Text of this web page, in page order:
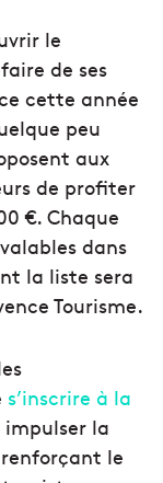
le
de ses
cette année
peu
aux
de profiter
€. Chaque
dans
la liste sera
Tourisme.
s’inscrire à la
la
le